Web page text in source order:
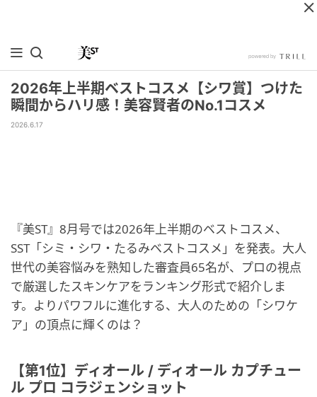
2026年上半期ベストコスメ【シワ賞】つけた
瞬間からハリ感！美容賢者のNo.1コスメ
2026.6.17
『美ST』8月号では2026年上半期のベストコスメ、
SST「シミ・シワ・たるみベストコスメ」を発表。大人
世代の美容悩みを熟知した審査員65名が、プロの視点
で厳選したスキンケアをランキング形式で紹介しま
す。よりパワフルに進化する、大人のための「シワケ
ア」の頂点に輝くのは？
【第1位】ディオール / ディオール カプチュー
ル プロ コラジェンショット